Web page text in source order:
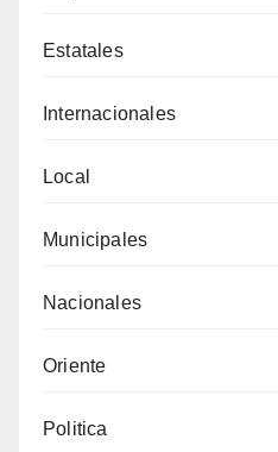
Estatales
Internacionales
Local
Municipales
Nacionales
Oriente
Politica